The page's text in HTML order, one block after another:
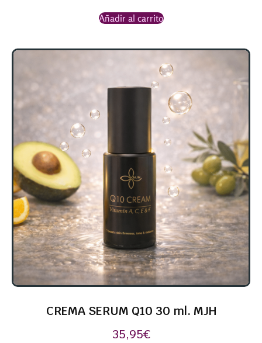
Añadir al carrito
CREMA SERUM Q10 30 ml. MJH
35,95€